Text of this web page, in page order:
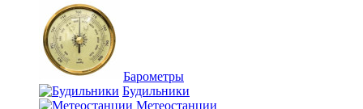
Барометры
Будильники
Метеостанции